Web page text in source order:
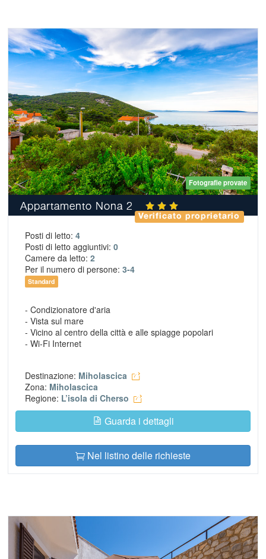
Fotografie provate
Appartamento Nona 2
Verificato proprietario
Posti di letto: 4
Posti di letto aggiuntivi: 0
Camere da letto: 2
Per il numero di persone: 3-4
Standard
- Condizionatore d'aria
- Vista sul mare
- Vicino al centro della città e alle spiagge popolari
- Wi-Fi Internet
Destinazione: Miholascica
Zona: Miholascica
Regione: L’isola di Cherso
Guarda i dettagli
Nel listino delle richieste